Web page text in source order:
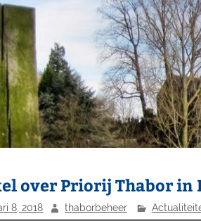
over Priorij Thabor in
8, 2018 thaborbeheer